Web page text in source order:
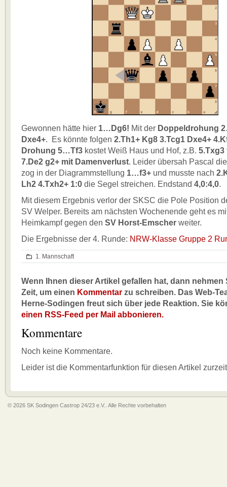
Gewonnen hätte hier 1…Dg6! Mit der Doppeldrohung
Dxe4+. Es könnte folgen 2.Th1+ Kg8 3.Tcg1 Dxe4+
Drohung 5…Tf3 kostet Weiß Haus und Hof, z.B. 5.Txg3
7.De2 g2+ mit Damenverlust. Leider übersah Pascal
zog in der Diagrammstellung 1…f3+ und musste nach
Lh2 4.Txh2+ 1:0 die Segel streichen. Endstand 4,0:4,0.
Mit diesem Ergebnis verlor der SKSC die Pole Position
SV Welper. Bereits am nächsten Wochenende geht es
Heimkampf gegen den SV Horst-Emscher weiter.
Die Ergebnisse der 4. Runde: NRW-Klasse Gruppe 2
1. Mannschaft
Wenn Ihnen dieser Artikel gefallen hat, dann nehmen
Zeit, um einen Kommentar zu schreiben. Das Web-
Herne-Sodingen freut sich über jede Reaktion. Sie
einen RSS-Feed per Mail abbonieren.
Kommentare
Noch keine Kommentare.
Leider ist die Kommentarfunktion für diesen Artikel
© 2026 SK Sodingen Castrop 24/23 e.V.. Alle Rechte vorbehalten